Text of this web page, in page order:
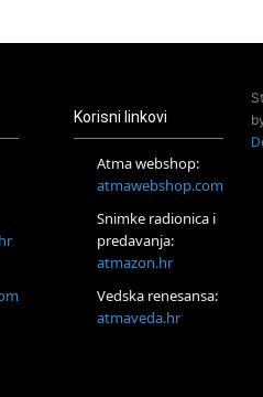
intuicije i Akaša zapisa
Zemlje
radionica sistemskih
Korisni linkovi
Atma webshop:
atmawebshop.com
Snimke radionica i
predavanja:
atmazon.hr
Vedska renesansa:
atmaveda.hr